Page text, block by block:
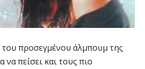
προσεγμένου άλμπουμ της
να πείσει και τους πιο